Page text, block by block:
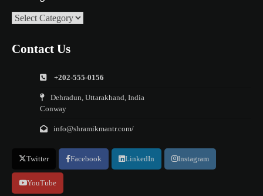
Categories
Contact Us
+202-555-0156
Dehradun, Uttarakhand, India
Conway
info@shramikmantr.com/
Twitter Facebook LinkedIn Instagram
YouTube